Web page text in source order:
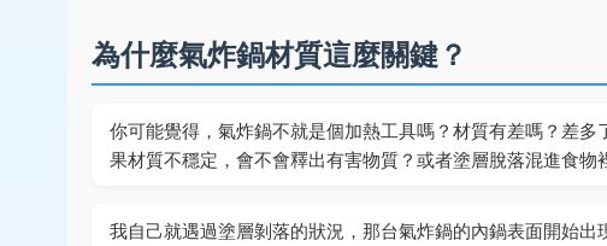
為什麼氣炸鍋材質這麼關鍵？
你可能覺得，氣炸鍋不就是個加熱工具嗎？材質有差嗎？差
果材質不穩定，會不會釋出有害物質？或者塗層脫落混進食物
我自己就遇過塗層剝落的狀況，那台氣炸鍋的內鍋表面開始